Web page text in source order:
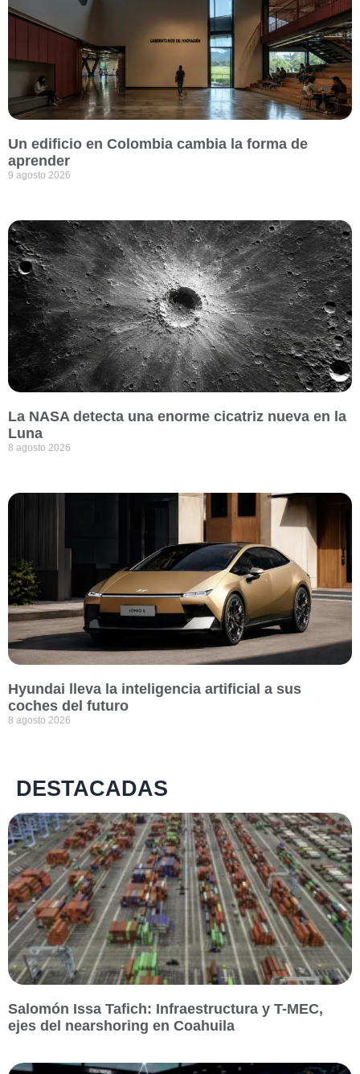
Un edificio en Colombia cambia la forma de
aprender
9 agosto 2026
La NASA detecta una enorme cicatriz nueva en la
Luna
8 agosto 2026
Hyundai lleva la inteligencia artificial a sus
coches del futuro
8 agosto 2026
DESTACADAS
Salomón Issa Tafich: Infraestructura y T-MEC,
ejes del nearshoring en Coahuila